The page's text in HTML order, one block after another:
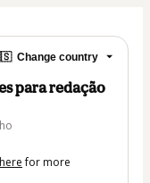
Change country
para redação
for more